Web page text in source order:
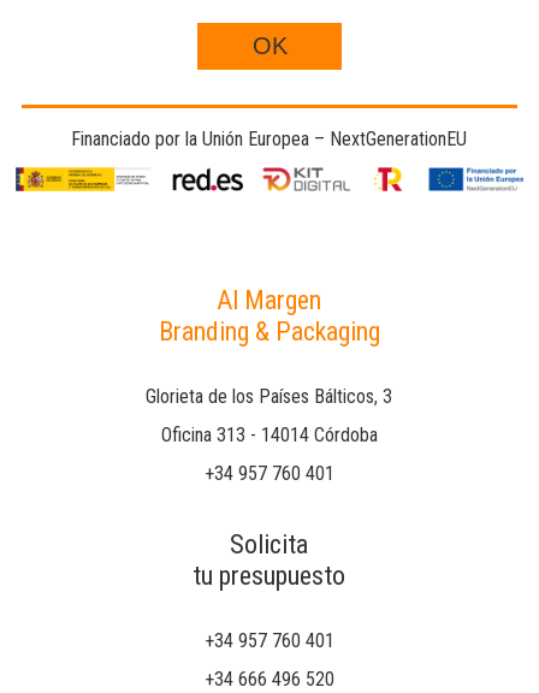
Financiado por la Unión Europea – NextGenerationEU
Al Margen
Branding & Packaging
Glorieta de los Países Bálticos, 3
Oficina 313 - 14014 Córdoba
+34 957 760 401
Solicita
tu presupuesto
+34 957 760 401
+34 666 496 520